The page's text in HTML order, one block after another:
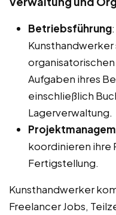
Betriebsführung
Kunsthandwerker
Aufgaben ihres
einschließlich
Lagerverwaltung.
koordinieren ihre
Fertigstellung.
Kunsthandwerker
Freelancer Jobs,